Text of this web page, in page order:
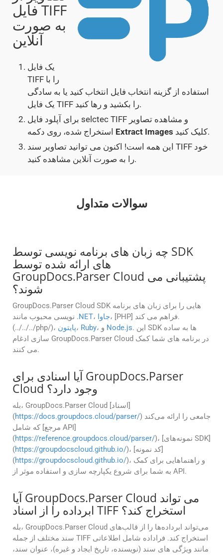
فایل TIFF
به صورت
آنلاین
یک فایل
TIFF را با
استفاده از گزینه انتخاب فایل انتخاب کنید یا به سادگی
یک فایل TIFF را بکشید و رها کنید.
برای آپلود فایل selctec TIFF و مشاهده تصاویر
Extract Images
کلیک کنید.
این همه است! اکنون می توانید تصاویر سند TIFF خود
را به صورت آنلاین مشاهده کنید.
سوالات متداول
چه زبان های برنامه نویسی توسط SDK
های ارائه شده توسط
GroupDocs.Parser Cloud پشتیبانی می
شوند؟
GroupDocs.Parser Cloud SDK هایی را برای زبان های برنامه
.NET، جاوا، [PHP] فراهم می کند.
(../../../php/)، پایتون، Ruby Node.js. این SDK ها به ساده
سازی ادغام GroupDocs.Parser Cloud در برنامه های شما کمک
می کنند.
آیا اسنادی برای GroupDocs.Parser
Cloud وجود دارد؟
بله، GroupDocs.Parser Cloud [اسناد]
(https://docs.groupdocs.cloud/parser/) جامعی را ارائه می‌کند
که شامل [مرجع API]
(https://reference.groupdocs.cloud/parser/)، [نمونه‌های SDK]
(https://groupdocscloud.github.io/)، [کد نمونه]
(https://groupdocscloud.github.io/)، و راهنماهایی برای کمک
به شما برای شروع یکپارچه سازی و استفاده موثر از API.
آیا GroupDocs.Parser Cloud می تواند
ابرداده را از اسناد TIFF استخراج کند؟
بله، GroupDocs.Parser Cloud می‌تواند ابرداده‌ها را از قالب‌های
سند مختلف از جمله TIFF استخراج کند. فراداده شامل اطلاعاتی
مانند ویژگی های سند (نویسنده، تاریخ ایجاد و غیره)، عنوان سند،